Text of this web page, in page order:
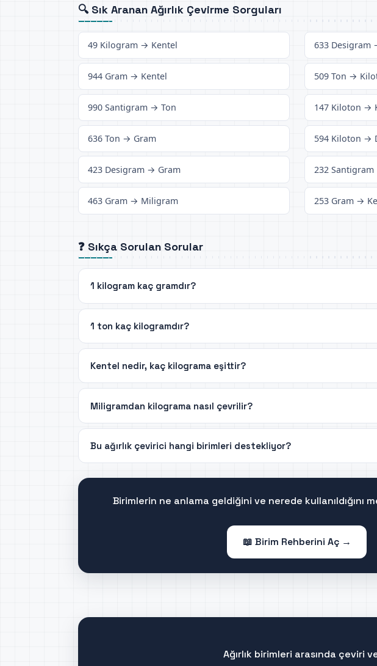
🔍 Sık Aranan Ağırlık Çevirme Sorguları
49 Kilogram → Kentel
944 Gram → Kentel
990 Santigram → Ton
636 Ton → Gram
423 Desigram → Gram
463 Gram → Miligram
633 Desigram
509 Ton →
147 Kiloton →
594 Kiloton →
232
253 Gram →
❓ Sıkça Sorulan Sorular
1 kilogram kaç gramdır?
1 ton kaç kilogramdır?
Kentel nedir, kaç kilograma eşittir?
Miligramdan kilograma nasıl çevrilir?
Bu ağırlık çevirici hangi birimleri destekliyor?
Birimlerin ne anlama geldiğini ve nerede kullanıldığını
📖 Birim Rehberini Aç →
Ağırlık birimleri arasında çeviri